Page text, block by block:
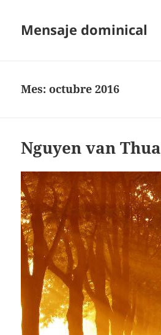
Mensaje dominical
Mes:octubre 2016
Nguyen van